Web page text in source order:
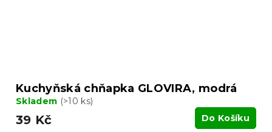
Kuchyňská chňapka GLOVIRA, modrá
Skladem (>10 ks)
39 Kč Do Košíku